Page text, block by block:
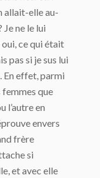
allait-elle au-
ne le lui
ce qui était
pas si je sus lui
En effet, parmi
femmes que
l’autre en
envers
frère
si
et avec elle